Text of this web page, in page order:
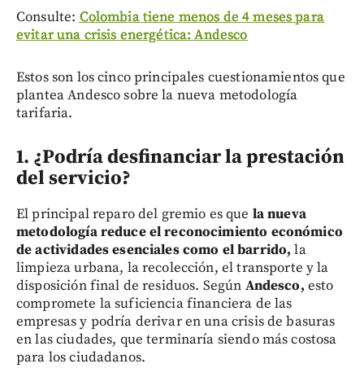
Consulte: Colombia tiene menos de 4 meses para
evitar una crisis energética: Andesco
Estos son los cinco principales cuestionamientos que
plantea Andesco sobre la nueva metodología
tarifaria.
1. ¿Podría desfinanciar la prestación
del servicio?
El principal reparo del gremio es que la nueva
metodología reduce el reconocimiento económico
de actividades esenciales como el barrido, la
limpieza urbana, la recolección, el transporte y la
disposición final de residuos. Según Andesco, esto
compromete la suficiencia financiera de las
empresas y podría derivar en una crisis de basuras
en las ciudades, que terminaría siendo más costosa
para los ciudadanos.